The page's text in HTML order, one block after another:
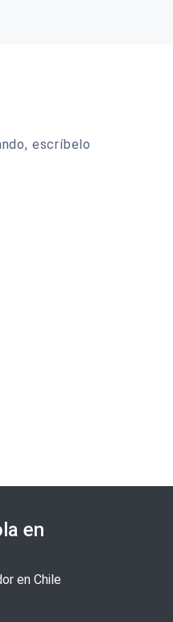
escríbelo
en
en Chile